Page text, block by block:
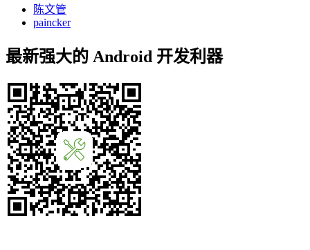
陈文管
paincker
最新强大的 Android 开发利器